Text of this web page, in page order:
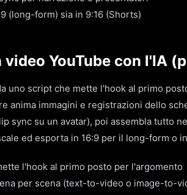
(long-form) sia in 9:16 (Shorts)
video YouTube con l'IA
uno script che mette l'hook al primo
anima immagini e registrazioni dello
sync su un avatar), poi assembla tutto
ed esporta in 16:9 per il long-form o
l'hook al primo posto per l'argomento
per scena (text-to-video o image-to-